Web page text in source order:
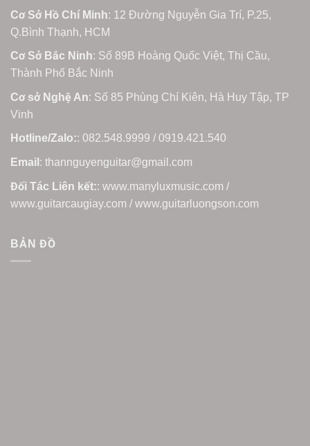
Cơ Sở Hồ Chí Minh: 12 Đường Nguyễn Gia Trí, P.25,
Q.Bình Thạnh, HCM
Cơ Sở Bắc Ninh: Số 89B Hoàng Quốc Việt, Thị Cầu,
Thành Phố Bắc Ninh
Cơ sở Nghệ An: Số 85 Phùng Chí Kiên, Hà Huy Tập, TP
Vinh
Hotline/Zalo:: 082.548.9999 / 0919.421.540
Email : thannguyenguitar@gmail.com
Đối Tác Liên kết:: www.manyluxmusic.com /
www.guitarcaugiay.com / www.guitarluongson.com
BẢN ĐỒ